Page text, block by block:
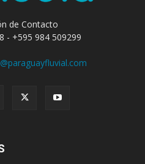
de Contacto
- +595 984 509299